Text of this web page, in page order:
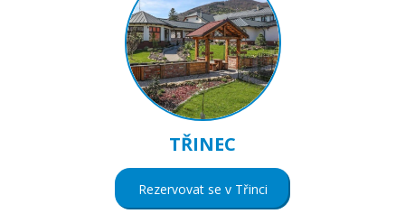
TŘINEC
Rezervovat se v Třinci